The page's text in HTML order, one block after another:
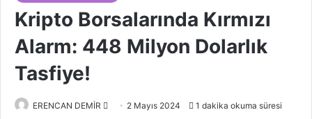
Kripto Borsalarında Kırmızı
Alarm: 448 Milyon Dolarlık
Tasfiye!
ERENCAN DEMİR 2 Mayıs 2024 1 dakika okuma süresi